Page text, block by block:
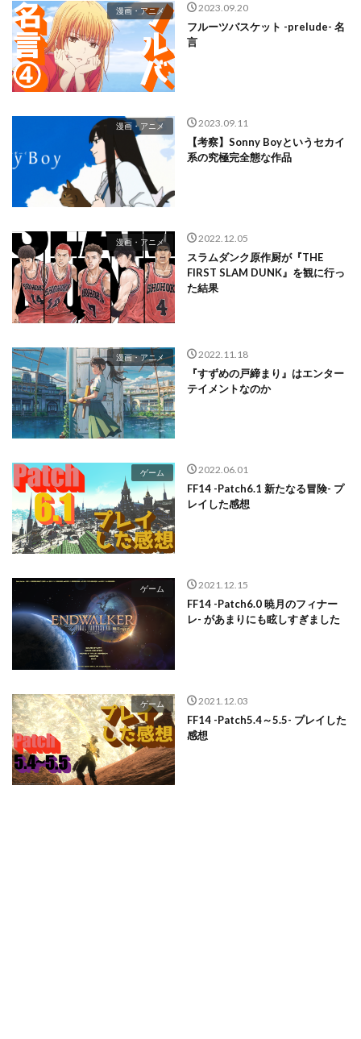
漫画・アニメ 2023.09.20
フルーツバスケット -prelude- 名
言
漫画・アニメ 2023.09.11
【考察】Sonny Boyというセカイ
系の究極完全態な作品
漫画・アニメ 2022.12.05
スラムダンク原作厨が『THE
FIRST SLAM DUNK』を観に行っ
た結果
漫画・アニメ 2022.11.18
『すずめの戸締まり』はエンター
テイメントなのか
ゲーム 2022.06.01
FF14 -Patch6.1 新たなる冒険- プ
レイした感想
ゲーム 2021.12.15
FF14 -Patch6.0 暁月のフィナー
レ- があまりにも眩しすぎました
ゲーム 2021.12.03
FF14 -Patch5.4～5.5- プレイした
感想